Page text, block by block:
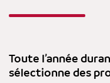
Toute l’année
sélectionne des